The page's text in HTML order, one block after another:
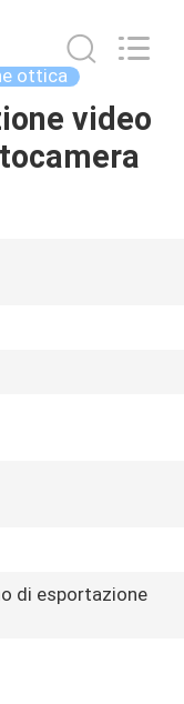
ottica
video
di esportazione